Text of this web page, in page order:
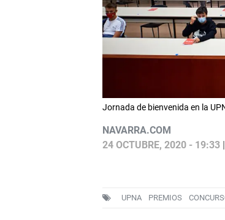
Jornada de bienvenida en la
NAVARRA.COM
24 OCTUBRE, 2020 - 19:33|
UPNA PREMIOS